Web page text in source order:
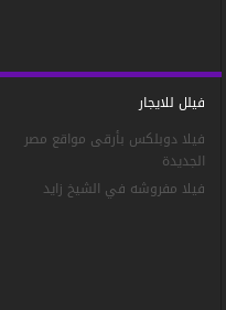
فيلل للايجار
فيلا دوبلكس بأرقى مواقع مصر
الجديدة
فيلا مفروشه في الشيخ زايد